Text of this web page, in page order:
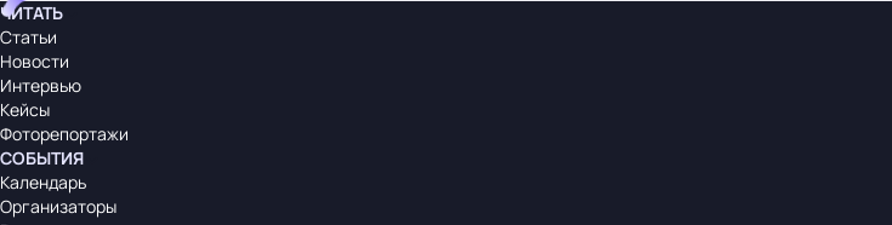
ЧИТАТЬ
Статьи
Новости
Интервью
Кейсы
Фоторепортажи
СОБЫТИЯ
Календарь
Организаторы